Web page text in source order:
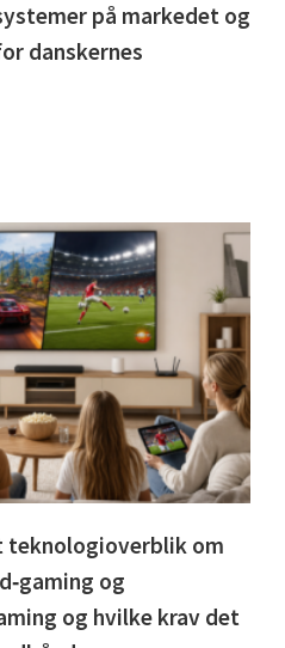
på markedet og
danskernes
teknologioverblik om
og
og hvilke krav det